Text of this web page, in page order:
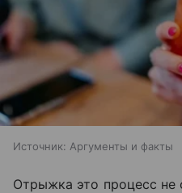
Источник: Аргументы и факты
Отрыжка это процесс не